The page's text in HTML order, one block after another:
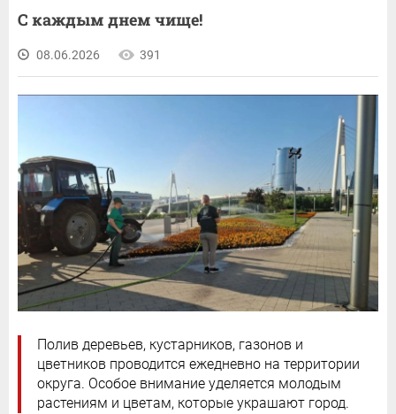
С каждым днем чище!
08.06.2026 391
Полив деревьев, кустарников, газонов и
цветников проводится ежедневно на территории
округа. Особое внимание уделяется молодым
растениям и цветам, которые украшают город.